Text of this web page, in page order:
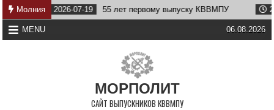
Skip
to
content
Молния
2026-07-19 55 лет первому выпуску КВВМПУ 2026-07-
MENU 06.08.2026
МОРПОЛИТ
САЙТ ВЫПУСКНИКОВ КВВМПУ